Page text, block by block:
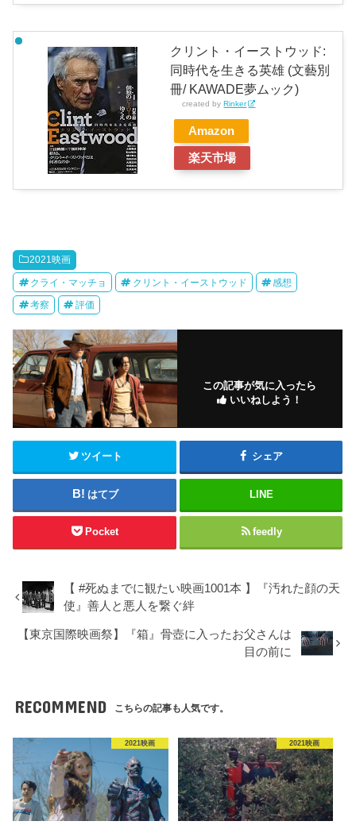
クリント・イーストウッド:
同時代を生きる英雄 (文藝別
冊/ KAWADE夢ムック)
created byRinker
Amazon
楽天市場
2021映画
クライ・マッチョ クリント・イーストウッド 感想
考察 評価
この記事が気に入ったら
いいねしよう！
ツイート シェア
はてブ LINE
Pocket feedly
【 #死ぬまでに観たい映画1001本 】『汚れた顔の天
使』善人と悪人を繋ぐ絆
【東京国際映画祭】『箱』骨壺に入ったお父さんは
目の前に
RECOMMEND こちらの記事も人気です。
2021映画 2021映画